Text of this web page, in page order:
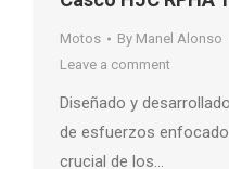
Motos By Manel Alonso
Leave a comment
Diseñado y
de esfuerzos
crucial de los…